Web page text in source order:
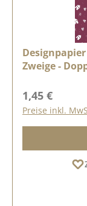
Zweige -
Regulärer
1,45 €
Preise inkl.